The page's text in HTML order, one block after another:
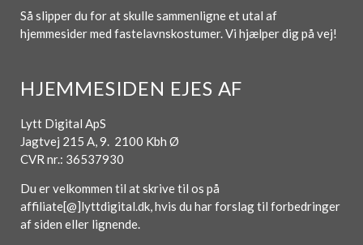
Så slipper du for at skulle sammenligne et utal af
hjemmesider med fastelavnskostumer. Vi hjælper dig på vej!
HJEMMESIDEN EJES AF
Lytt Digital ApS
Jagtvej 215 A, 9. 2100 Kbh Ø
CVR nr.: 36537930
Du er velkommen til at skrive til os på
affiliate[@]lyttdigital.dk, hvis du har forslag til forbedringer
af siden eller lignende.